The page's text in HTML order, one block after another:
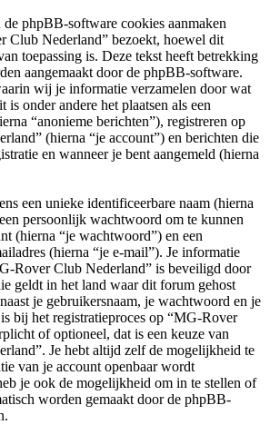
phpBB-software cookies aanmaken
Club Nederland” bezoekt, hoewel dit
toepassing is. Deze tekst heeft betrekking
aangemaakt door de phpBB-software.
wij je informatie verzamelen door wat
is onder andere het plaatsen als een
“anonieme berichten”), registreren op
(hierna “je account”) en berichten die
en wanneer je bent aangemeld (hierna
een unieke identificeerbare naam (hierna
persoonlijk wachtwoord om te kunnen
(hierna “je wachtwoord”) en een
(hierna “je e-mail”). Je informatie
Rover Club Nederland” is beveiligd door
geldt in het land waar dit forum gehost
je gebruikersnaam, je wachtwoord en je
bij het registratieproces op “MG-Rover
of optioneel, dat is een keuze van
Je hebt altijd zelf de mogelijkheid te
van je account openbaar wordt
je ook de mogelijkheid om in te stellen of
worden gemaakt door de phpBB-